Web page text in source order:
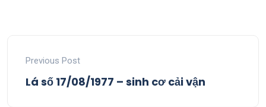
Previous Post
Lá số 17/08/1977 – sinh cơ cải vận